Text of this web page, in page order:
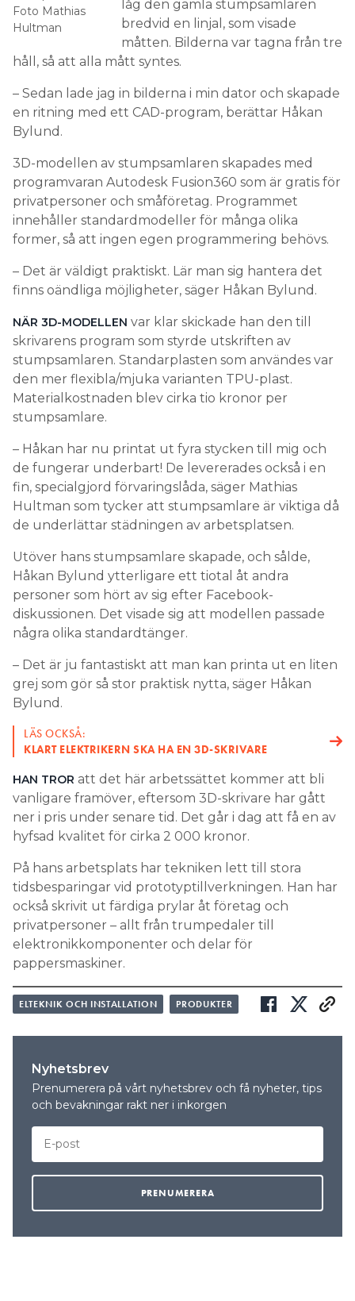
Foto Mathias
Hultman
låg den gamla stumpsamlaren
bredvid en linjal, som visade
måtten. Bilderna var tagna från tre
håll, så att alla mått syntes.
– Sedan lade jag in bilderna i min dator och skapade
en ritning med ett CAD-program, berättar Håkan
Bylund.
3D-modellen av stumpsamlaren skapades med
programvaran Autodesk Fusion360 som är gratis för
privatpersoner och småföretag. Programmet
innehåller standardmodeller för många olika
former, så att ingen egen programmering behövs.
– Det är väldigt praktiskt. Lär man sig hantera det
finns oändliga möjligheter, säger Håkan Bylund.
NÄR 3D-MODELLEN var klar skickade han den till
skrivarens program som styrde utskriften av
stumpsamlaren. Standarplasten som användes var
den mer flexibla/mjuka varianten TPU-plast.
Materialkostnaden blev cirka tio kronor per
stumpsamlare.
– Håkan har nu printat ut fyra stycken till mig och
de fungerar underbart! De levererades också i en
fin, specialgjord förvaringslåda, säger Mathias
Hultman som tycker att stumpsamlare är viktiga då
de underlättar städningen av arbetsplatsen.
Utöver hans stumpsamlare skapade, och sålde,
Håkan Bylund ytterligare ett tiotal åt andra
personer som hört av sig efter Facebook-
diskussionen. Det visade sig att modellen passade
några olika standardtänger.
– Det är ju fantastiskt att man kan printa ut en liten
grej som gör så stor praktisk nytta, säger Håkan
Bylund.
LÄS OCKSÅ:
KLART ELEKTRIKERN SKA HA EN 3D-SKRIVARE
HAN TROR att det här arbetssättet kommer att bli
vanligare framöver, eftersom 3D-skrivare har gått
ner i pris under senare tid. Det går i dag att få en av
hyfsad kvalitet för cirka 2 000 kronor.
På hans arbetsplats har tekniken lett till stora
tidsbesparingar vid prototyptillverkningen. Han har
också skrivit ut färdiga prylar åt företag och
privatpersoner – allt från trumpedaler till
elektronikkomponenter och delar för
pappersmaskiner.
ELTEKNIK OCH INSTALLATION PRODUKTER
Nyhetsbrev
Prenumerera på vårt nyhetsbrev och få nyheter, tips
och bevakningar rakt ner i inkorgen